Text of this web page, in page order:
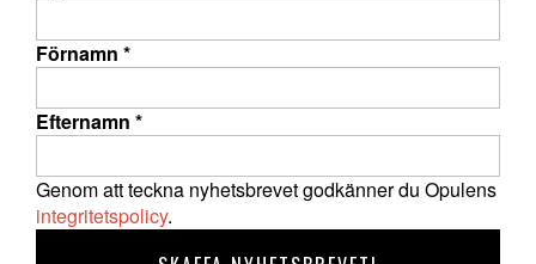
Förnamn *
Efternamn *
Genom att teckna nyhetsbrevet godkänner du Opulens
integritetspolicy.